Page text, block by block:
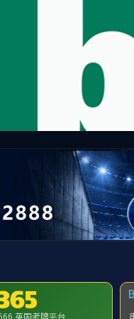
必威(西汉姆
请输入验